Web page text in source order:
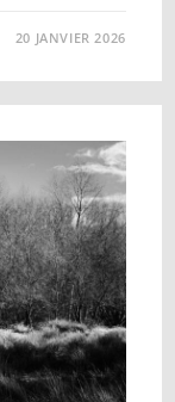
20 JANVIER 2026